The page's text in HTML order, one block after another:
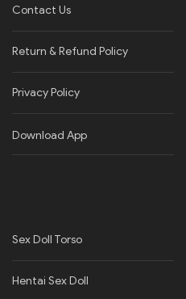
Contact Us
Return & Refund Policy
Privacy Policy​
Download App
Sex Doll Torso
Hentai Sex Doll